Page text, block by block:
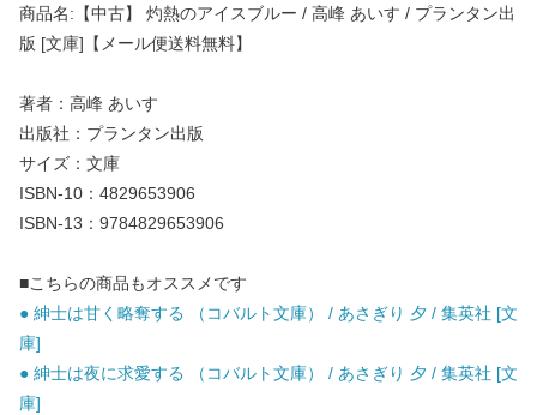
商品名:【中古】 灼熱のアイスブルー / 高峰 あいす / プランタン出
版 [文庫]【メール便送料無料】
著者：高峰 あいす
出版社：プランタン出版
サイズ：文庫
ISBN-10：4829653906
ISBN-13：9784829653906
■こちらの商品もオススメです
● 紳士は甘く略奪する （コバルト文庫） / あさぎり 夕 / 集英社 [文
庫]
● 紳士は夜に求愛する （コバルト文庫） / あさぎり 夕 / 集英社 [文
庫]